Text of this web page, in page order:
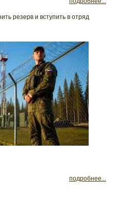
резерв и вступить в отряд
подробнее...